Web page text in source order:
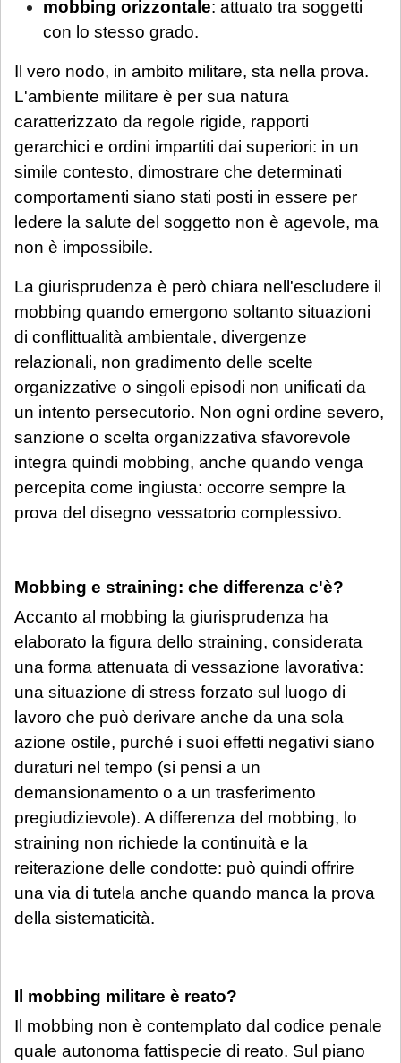
mobbing orizzontale: attuato tra soggetti
con lo stesso grado.
Il vero nodo, in ambito militare, sta nella prova.
L'ambiente militare è per sua natura
caratterizzato da regole rigide, rapporti
gerarchici e ordini impartiti dai superiori: in un
simile contesto, dimostrare che determinati
comportamenti siano stati posti in essere per
ledere la salute del soggetto non è agevole, ma
non è impossibile.
La giurisprudenza è però chiara nell'escludere il
mobbing quando emergono soltanto situazioni
di conflittualità ambientale, divergenze
relazionali, non gradimento delle scelte
organizzative o singoli episodi non unificati da
un intento persecutorio. Non ogni ordine severo,
sanzione o scelta organizzativa sfavorevole
integra quindi mobbing, anche quando venga
percepita come ingiusta: occorre sempre la
prova del disegno vessatorio complessivo.
Mobbing e straining: che differenza c'è?
Accanto al mobbing la giurisprudenza ha
elaborato la figura dello straining, considerata
una forma attenuata di vessazione lavorativa:
una situazione di stress forzato sul luogo di
lavoro che può derivare anche da una sola
azione ostile, purché i suoi effetti negativi siano
duraturi nel tempo (si pensi a un
demansionamento o a un trasferimento
pregiudizievole). A differenza del mobbing, lo
straining non richiede la continuità e la
reiterazione delle condotte: può quindi offrire
una via di tutela anche quando manca la prova
della sistematicità.
Il mobbing militare è reato?
Il mobbing non è contemplato dal codice penale
quale autonoma fattispecie di reato. Sul piano